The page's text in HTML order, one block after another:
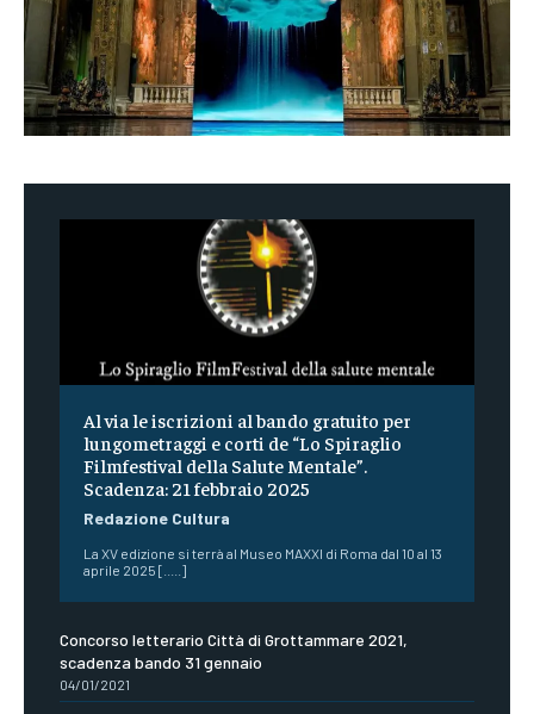
Al via le iscrizioni al bando gratuito per
lungometraggi e corti de “Lo Spiraglio
Filmfestival della Salute Mentale”.
Scadenza: 21 febbraio 2025
Redazione Cultura
La XV edizione si terrà al Museo MAXXI di Roma dal 10 al 13
aprile 2025 [.....]
Concorso letterario Città di Grottammare 2021,
scadenza bando 31 gennaio
04/01/2021